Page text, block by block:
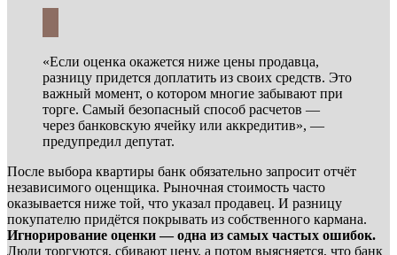
«Если оценка окажется ниже цены продавца,
разницу придется доплатить из своих средств. Это
важный момент, о котором многие забывают при
торге. Самый безопасный способ расчетов —
через банковскую ячейку или аккредитив», —
предупредил депутат.
После выбора квартиры банк обязательно запросит отчёт
независимого оценщика. Рыночная стоимость часто
оказывается ниже той, что указал продавец. И разницу
покупателю придётся покрывать из собственного кармана.
Игнорирование оценки — одна из самых частых ошибок.
Люди торгуются, сбивают цену, а потом выясняется, что банк